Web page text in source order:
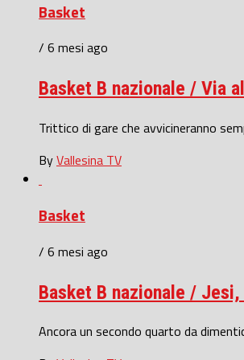
Basket
/ 6 mesi ago
Basket B nazionale / Via
Trittico di gare che avvicineranno
ByVallesina TV
Basket
/ 6 mesi ago
Basket B nazionale /
Ancora un secondo quarto da